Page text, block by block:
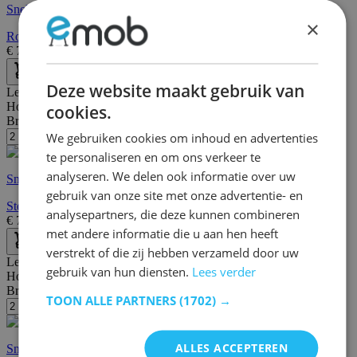
Snelle levering
Rover stoel in eik - tijdloos en stijlvol
€ 72,95 € 124,00
Lengte:
55 cm
Hoogte:79 cm
Breedte/diepte:45 cm
Snelle levering
Stoel Rover - terracotta
€ 72,95 €124,00
Lengte: 51 cm
Hoogte:75 cm
Breedte/diepte:
Snelle levering
×
Deze website maakt gebruik van
cookies.
We gebruiken cookies om inhoud en advertenties
te personaliseren en om ons verkeer te
analyseren. We delen ook informatie over uw
gebruik van onze site met onze advertentie- en
analysepartners, die deze kunnen combineren
met andere informatie die u aan hen heeft
verstrekt of die zij hebben verzameld door uw
gebruik van hun diensten. Lees verder
TOON ALLE PARTNERS (1702) →
ALLES ACCEPTEREN